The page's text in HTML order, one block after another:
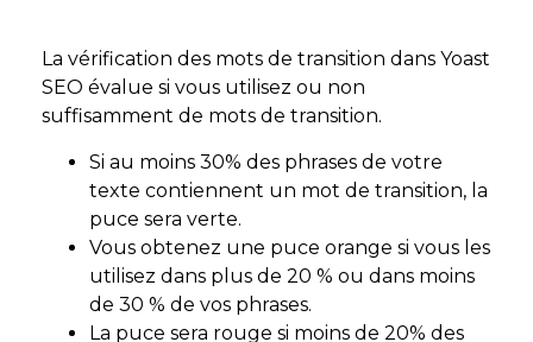
La vérification des mots de transition dans Yoast
SEO évalue si vous utilisez ou non
suffisamment de mots de transition.
Si au moins 30% des phrases de votre
texte contiennent un mot de transition, la
puce sera verte.
Vous obtenez une puce orange si vous les
utilisez dans plus de 20 % ou dans moins
de 30 % de vos phrases.
La puce sera rouge si moins de 20% des